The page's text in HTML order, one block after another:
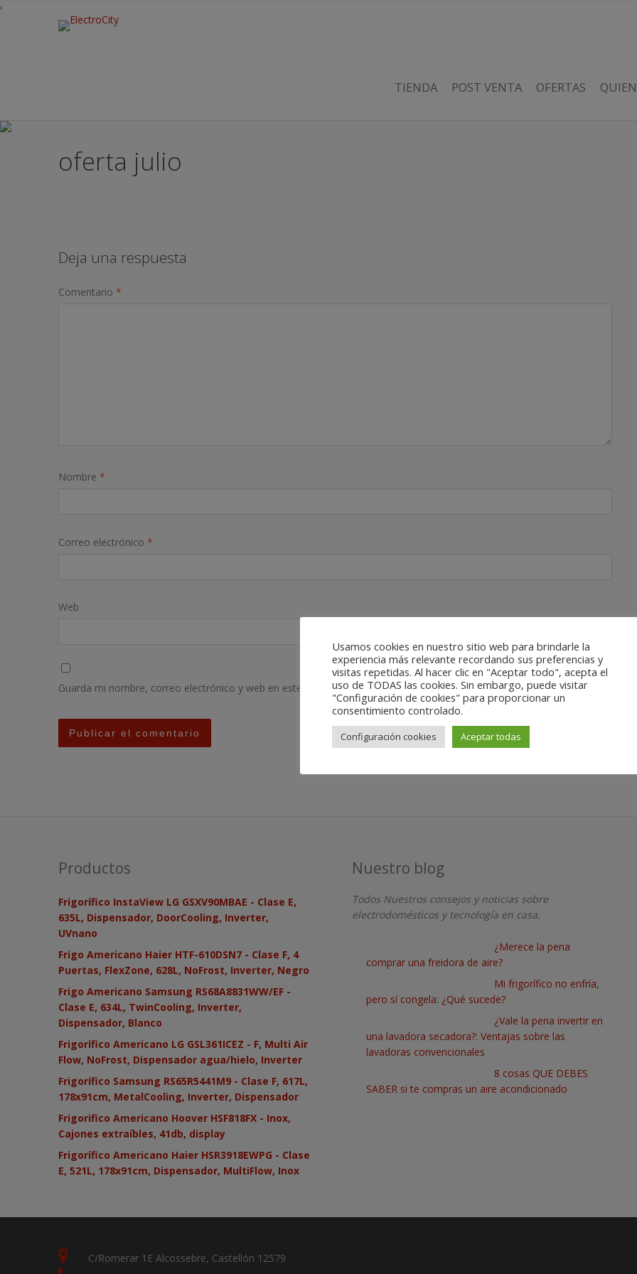
TIENDA POST VENTA OFERTAS
oferta julio
Deja una respuesta
Comentario *
Nombre *
Correo electrónico *
Web
Guarda mi nombre, correo electrónico y web en este navegador para la próxima vez que comente.
Productos
Frigorífico InstaView LG GSXV90MBAE - Clase E,
635L, Dispensador, DoorCooling, Inverter,
UVnano
Frigo Americano Haier HTF-610DSN7 - Clase F, 4
Puertas, FlexZone, 628L, NoFrost, Inverter, Negro
Frigo Americano Samsung RS68A8831WW/EF -
Clase E, 634L, TwinCooling, Inverter,
Dispensador, Blanco
Frigorífico Americano LG GSL361ICEZ - F, Multi Air
Flow, NoFrost, Dispensador agua/hielo, Inverter
Frigorífico Samsung RS65R5441M9 - Clase F, 617L,
178x91cm, MetalCooling, Inverter, Dispensador
Frigorifico Americano Hoover HSF818FX - Inox,
Cajones extraíbles, 41db, display
Frigorífico Americano Haier HSR3918EWPG - Clase
E, 521L, 178x91cm, Dispensador, MultiFlow, Inox
Nuestro blog
Todos Nuestros consejos y noticias sobre
electrodomésticos y tecnología en casa.
¿Merece la pena
comprar una freidora de aire?
Mi frigorífico no enfría,
pero sí congela: ¿Qué sucede?
¿Vale la pena invertir en
una lavadora secadora?: Ventajas sobre las
lavadoras convencionales
8 cosas QUE DEBES
SABER si te compras un aire acondicionado
C/Romerar 1E Alcossebre, Castellón 12579
Usamos cookies en nuestro sitio web para brindarle la
experiencia más relevante recordando sus preferencias y
visitas repetidas. Al hacer clic en "Aceptar todo", acepta el
uso de TODAS las cookies. Sin embargo, puede visitar
"Configuración de cookies" para proporcionar un
consentimiento controlado.
Configuración cookies Aceptar todas